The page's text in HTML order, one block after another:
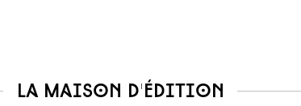
La maison d'édition